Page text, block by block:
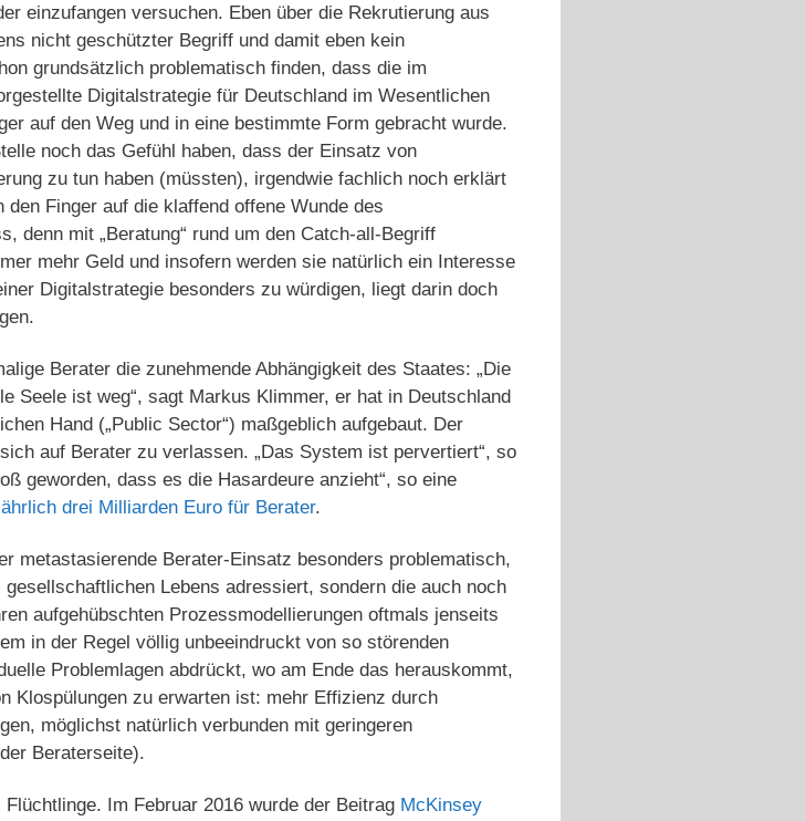
einzufangen versuchen. Eben über die Rekrutierung aus
nicht geschützter Begriff und damit eben kein
grundsätzlich problematisch finden, dass die im
Digitalstrategie für Deutschland im Wesentlichen
auf den Weg und in eine bestimmte Form gebracht wurde.
noch das Gefühl haben, dass der Einsatz von
zu tun haben (müssten), irgendwie fachlich noch erklärt
Finger auf die klaffend offene Wunde des
denn mit „Beratung“ rund um den Catch-all-Begriff
mehr Geld und insofern werden sie natürlich ein Interesse
Digitalstrategie besonders zu würdigen, liegt darin doch
Berater die zunehmende Abhängigkeit des Staates: „Die
Seele ist weg“, sagt Markus Klimmer, er hat in Deutschland
Hand („Public Sector“) maßgeblich aufgebaut. Der
auf Berater zu verlassen. „Das System ist pervertiert“, so
geworden, dass es die Hasardeure anzieht“, so eine
drei Milliarden Euro für Berater.
metastasierende Berater-Einsatz besonders problematisch,
Lebens adressiert, sondern die auch noch
aufgehübschten Prozessmodellierungen oftmals jenseits
in der Regel völlig unbeeindruckt von so störenden
Problemlagen abdrückt, wo am Ende das herauskommt,
Klospülungen zu erwarten ist: mehr Effizienz durch
möglichst natürlich verbunden mit geringeren
Beraterseite).
Im Februar 2016 wurde der Beitrag McKinsey